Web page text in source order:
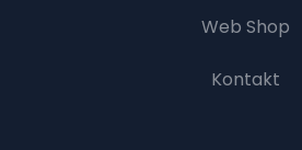
Web Shop
Kontakt